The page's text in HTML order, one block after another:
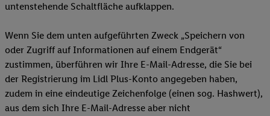
untenstehende Schaltfläche aufklappen.
Wenn Sie dem unten aufgeführten Zweck „Speichern von
oder Zugriff auf Informationen auf einem Endgerät“
zustimmen, überführen wir Ihre E-Mail-Adresse, die Sie bei
der Registrierung im Lidl Plus-Konto angegeben haben,
zudem in eine eindeutige Zeichenfolge (einen sog. Hashwert),
aus dem sich Ihre E-Mail-Adresse aber nicht